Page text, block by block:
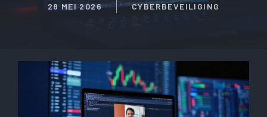
28 MEI 2026 CYBERBEVEILIGING